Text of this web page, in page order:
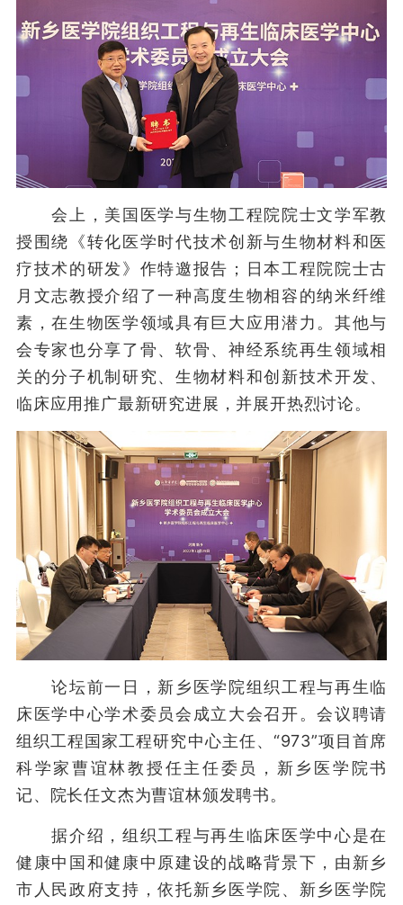
会上，美国医学与生物工程院院士文学军教
授围绕《转化医学时代技术创新与生物材料和医
疗技术的研发》作特邀报告；日本工程院院士古
月文志教授介绍了一种高度生物相容的纳米纤维
素，在生物医学领域具有巨大应用潜力。其他与
会专家也分享了骨、软骨、神经系统再生领域相
关的分子机制研究、生物材料和创新技术开发、
临床应用推广最新研究进展，并展开热烈讨论。
论坛前一日，新乡医学院组织工程与再生临
床医学中心学术委员会成立大会召开。会议聘请
组织工程国家工程研究中心主任、“973”项目首席
科学家曹谊林教授任主任委员，新乡医学院书
记、院长任文杰为曹谊林颁发聘书。
据介绍，组织工程与再生临床医学中心是在
健康中国和健康中原建设的战略背景下，由新乡
市人民政府支持，依托新乡医学院、新乡医学院